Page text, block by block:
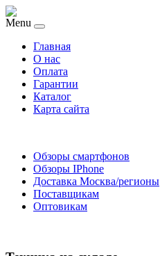
Menu
Главная
O нас
Оплата
Гарантии
Каталог
Карта сайта
Обзоры смартфонов
Обзоры IPhone
Доставка Москва/регионы
Поставщикам
Оптовикам